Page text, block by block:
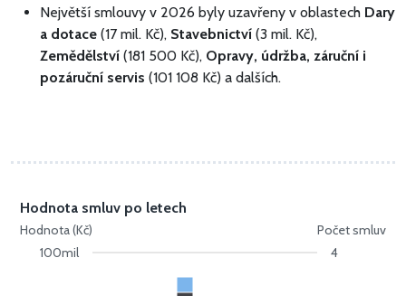
Největší smlouvy v 2026 byly uzavřeny v oblastech Dary
a dotace (17 mil. Kč), Stavebnictví (3 mil. Kč),
Zemědělství (181 500 Kč), Opravy, údržba, záruční i
pozáruční servis (101 108 Kč) a dalších.
Hodnota (Kč) Počet smluv
Hodnota smluv po letech
100mil 4